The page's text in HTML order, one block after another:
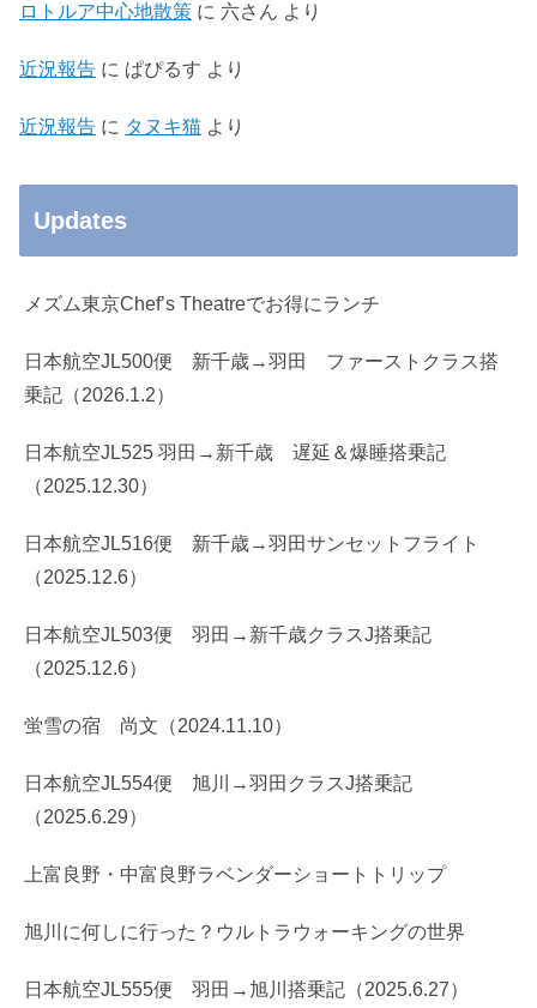
ロトルア中心地散策 に 六さん より
近況報告 に ぱぴるす より
近況報告 に タヌキ猫 より
Updates
メズム東京Chef’s Theatreでお得にランチ
日本航空JL500便 新千歳→羽田 ファーストクラス搭
乗記（2026.1.2）
日本航空JL525 羽田→新千歳 遅延＆爆睡搭乗記
（2025.12.30）
日本航空JL516便 新千歳→羽田サンセットフライト
（2025.12.6）
日本航空JL503便 羽田→新千歳クラスJ搭乗記
（2025.12.6）
蛍雪の宿 尚文（2024.11.10）
日本航空JL554便 旭川→羽田クラスJ搭乗記
（2025.6.29）
上富良野・中富良野ラベンダーショートトリップ
旭川に何しに行った？ウルトラウォーキングの世界
日本航空JL555便 羽田→旭川搭乗記（2025.6.27）